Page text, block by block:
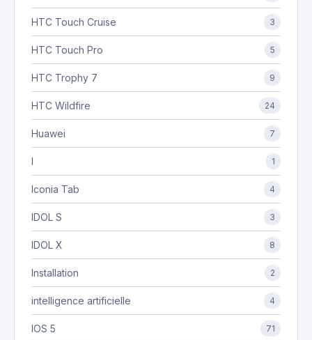
HTC Touch Cruise 3
HTC Touch Pro 5
HTC Trophy 7 9
HTC Wildfire 24
Huawei 7
I 1
Iconia Tab 4
IDOL S 3
IDOL X 8
Installation 2
intelligence artificielle 4
IOS 5 71